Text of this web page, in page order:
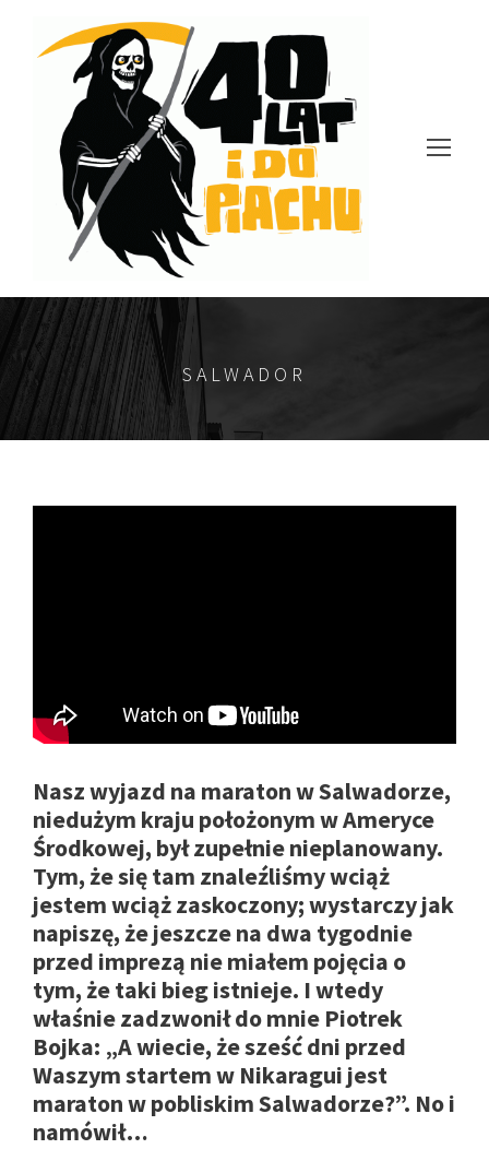
SALWADOR
Nasz wyjazd na maraton w Salwadorze,
niedużym kraju położonym w Ameryce
Środkowej, był zupełnie nieplanowany.
Tym, że się tam znaleźliśmy wciąż
jestem wciąż zaskoczony; wystarczy jak
napiszę, że jeszcze na dwa tygodnie
przed imprezą nie miałem pojęcia o
tym, że taki bieg istnieje. I wtedy
właśnie zadzwonił do mnie Piotrek
Bojka: „A wiecie, że sześć dni przed
Waszym startem w Nikaragui jest
maraton w pobliskim Salwadorze?”. No i
namówił…